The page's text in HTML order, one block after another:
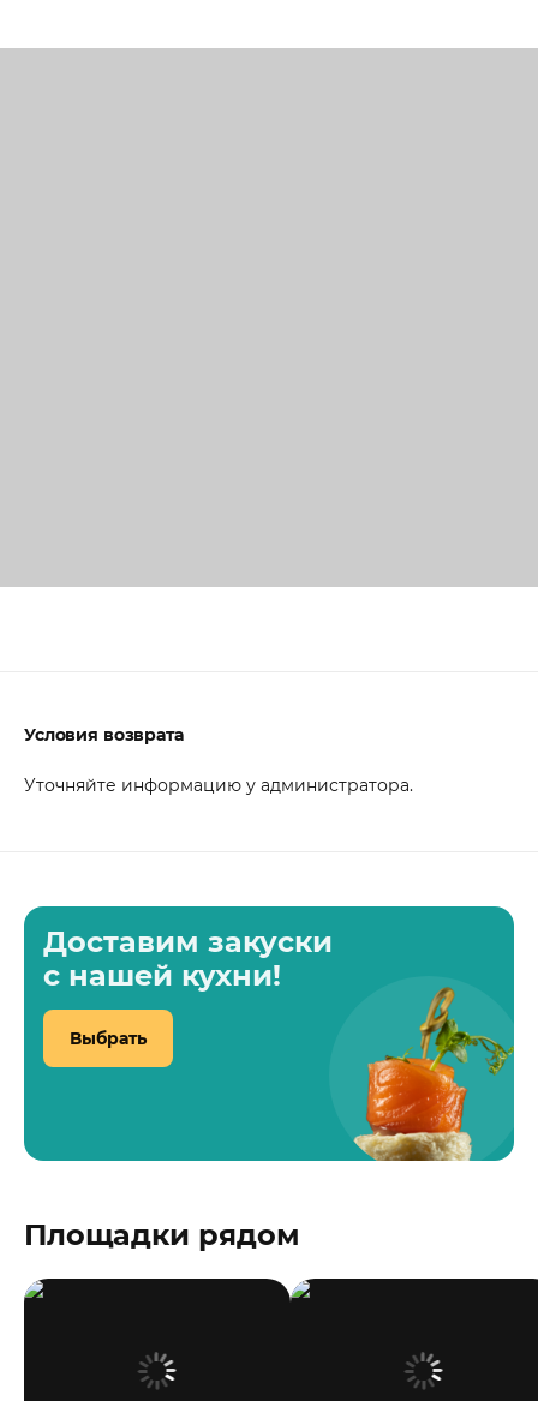
Условия возврата
Уточняйте информацию у администратора.
Доставим закуски
с нашей кухни!
Выбрать
Площадки рядом